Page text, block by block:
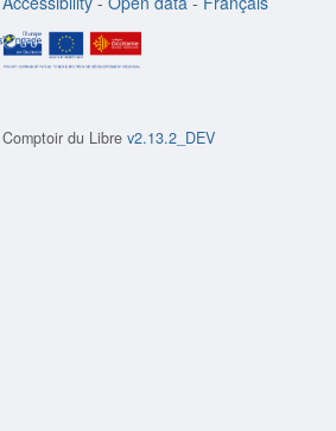
Comptoir du Libre v2.13.2_DEV